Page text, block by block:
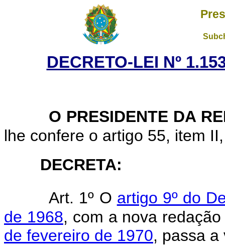
DECRETO-LEI Nº
O PRESIDENTE DA
lhe confere o artigo 55, item
DECRETA:
Art. 1º O artigo 9º do
de 1968, com a nova
de fevereiro de 1970, passa